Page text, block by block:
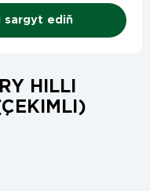
sargyt ediň
HILLI